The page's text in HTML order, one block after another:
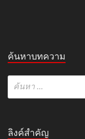
ค้นหาบทความ
ลิงค์สำคัญ